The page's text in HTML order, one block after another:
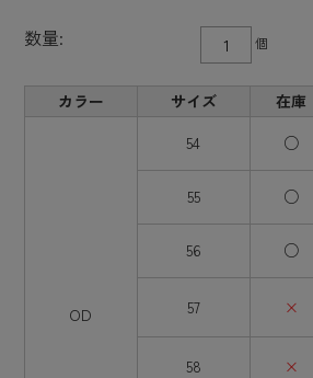
数量:
個
カラー サイズ 在庫
OD
54 ○
55 ○
56 ○
57 ×
58 ×